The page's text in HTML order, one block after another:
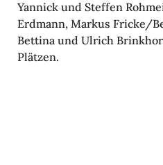
Yannick und Steffen
Erdmann, Markus Fricke/
Bettina und Ulrich
Plätzen.